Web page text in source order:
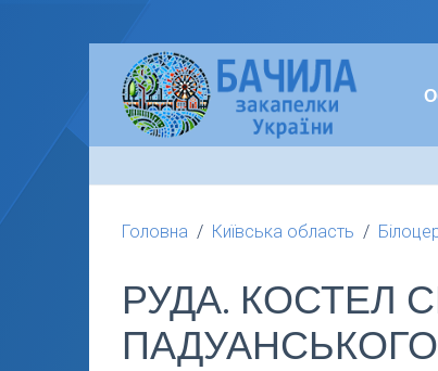
Головна Київська область
РУДА. КОСТЕЛ
ПАДУАНСЬКОГО